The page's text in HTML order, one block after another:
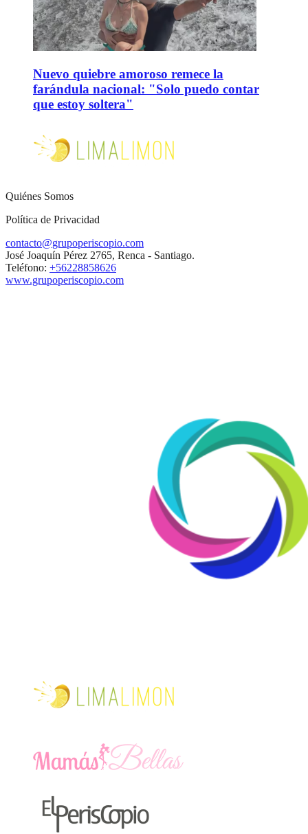
Nuevo quiebre amoroso remece la
farándula nacional: "Solo puedo contar
que estoy soltera"
Quiénes Somos
Política de Privacidad
contacto@grupoperiscopio.com
José Joaquín Pérez 2765, Renca - Santiago.
Teléfono: +56228858626
www.grupoperiscopio.com